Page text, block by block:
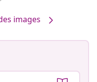
images